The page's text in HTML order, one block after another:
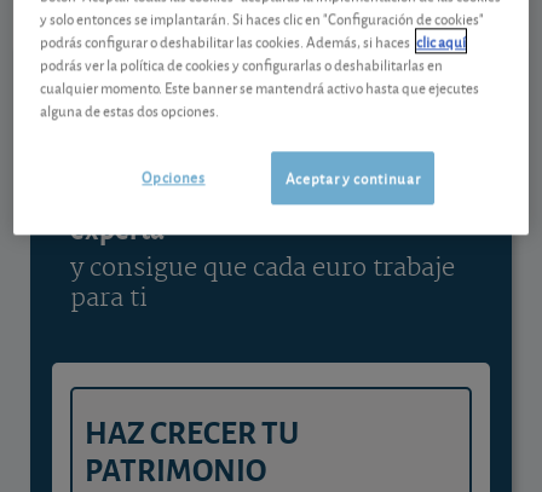
Ver detalladamente
Contenido reservado a SOCIOS
Gestiona tu dinero con visión
experta
y consigue que cada euro trabaje
para ti
HAZ CRECER TU
PATRIMONIO
y solo entonces se implantarán. Si haces clic en "Configuración de cookies"
podrás configurar o deshabilitar las cookies. Además, si haces clic aquí
podrás ver la política de cookies y configurarlas o deshabilitarlas en
cualquier momento. Este banner se mantendrá activo hasta que ejecutes
alguna de estas dos opciones.
Aceptar y continuar
Opciones